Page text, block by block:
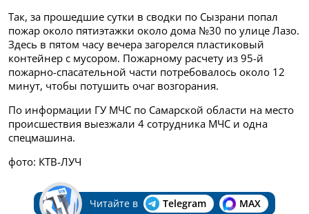
Так, за прошедшие сутки в сводки по Сызрани попал
пожар около пятиэтажки около дома №30 по улице Лазо.
Здесь в пятом часу вечера загорелся пластиковый
контейнер с мусором. Пожарному расчету из 95-й
пожарно-спасательной части потребовалось около 12
минут, чтобы потушить очаг возгорания.
По информации ГУ МЧС по Самарской области на место
происшествия выезжали 4 сотрудника МЧС и одна
спецмашина.
фото: КТВ-ЛУЧ
Читайте в Telegram MAX